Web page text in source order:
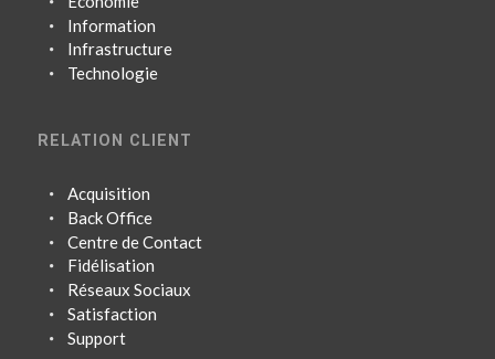
Information
Infrastructure
Technologie
RELATION CLIENT
Acquisition
Back Office
Centre de Contact
Fidélisation
Réseaux Sociaux
Satisfaction
Support